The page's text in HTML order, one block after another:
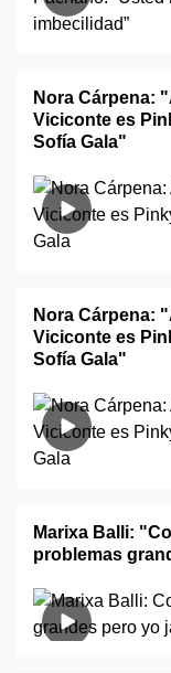
Nora Cárpena:
Viciconte es
Sofía Gala"
Nora Cárpena:
Viciconte es
Sofía Gala"
Marixa Balli:
problemas